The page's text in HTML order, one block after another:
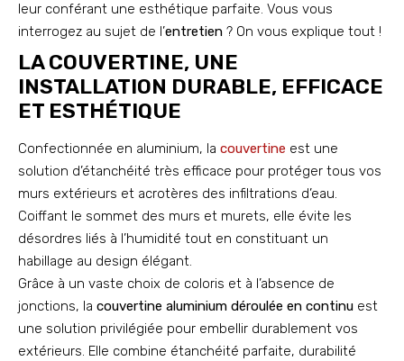
leur conférant une esthétique parfaite. Vous vous
interrogez au sujet de l’entretien ? On vous explique tout !
LA COUVERTINE, UNE
INSTALLATION DURABLE, EFFICACE
ET ESTHÉTIQUE
Confectionnée en aluminium, la couvertine est une
solution d’étanchéité très efficace pour protéger tous vos
murs extérieurs et acrotères des infiltrations d’eau.
Coiffant le sommet des murs et murets, elle évite les
désordres liés à l’humidité tout en constituant un
habillage au design élégant.
Grâce à un vaste choix de coloris et à l’absence de
jonctions, la couvertine aluminium déroulée en continu est
une solution privilégiée pour embellir durablement vos
extérieurs. Elle combine étanchéité parfaite, durabilité